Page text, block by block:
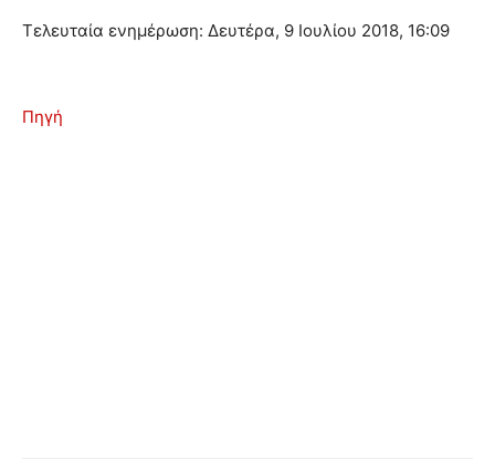
Τελευταία ενημέρωση: Δευτέρα, 9 Ιουλίου 2018, 16:09
Πηγή